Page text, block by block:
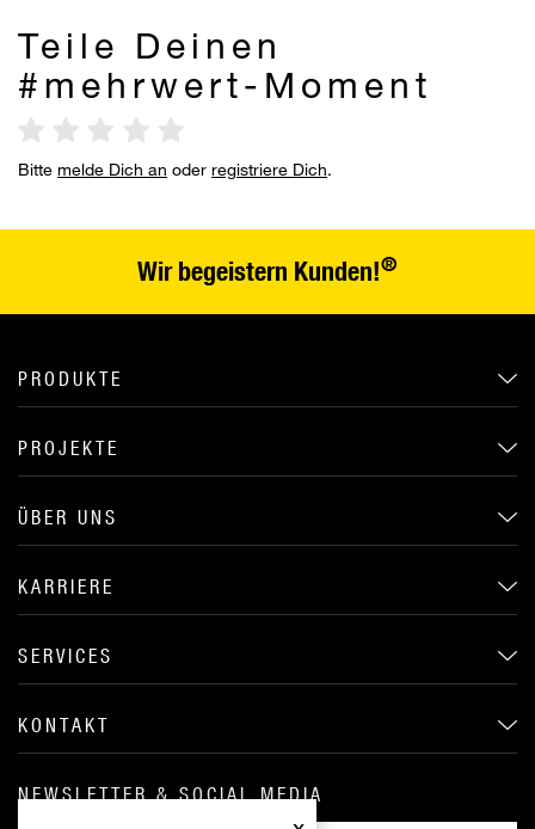
Teile Deinen
#mehrwert-Moment
Bitte melde Dich an oder registriere Dich.
Wir begeistern Kunden!®
PRODUKTE
PROJEKTE
ÜBER UNS
KARRIERE
SERVICES
KONTAKT
NEWSLETTER & SOCIAL MEDIA